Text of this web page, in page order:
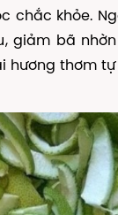
chắc khỏe.
giảm bã
hương thơm